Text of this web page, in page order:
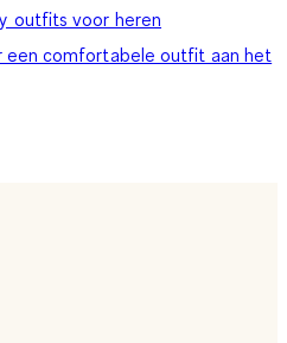
outfits voor heren
een comfortabele outfit aan het